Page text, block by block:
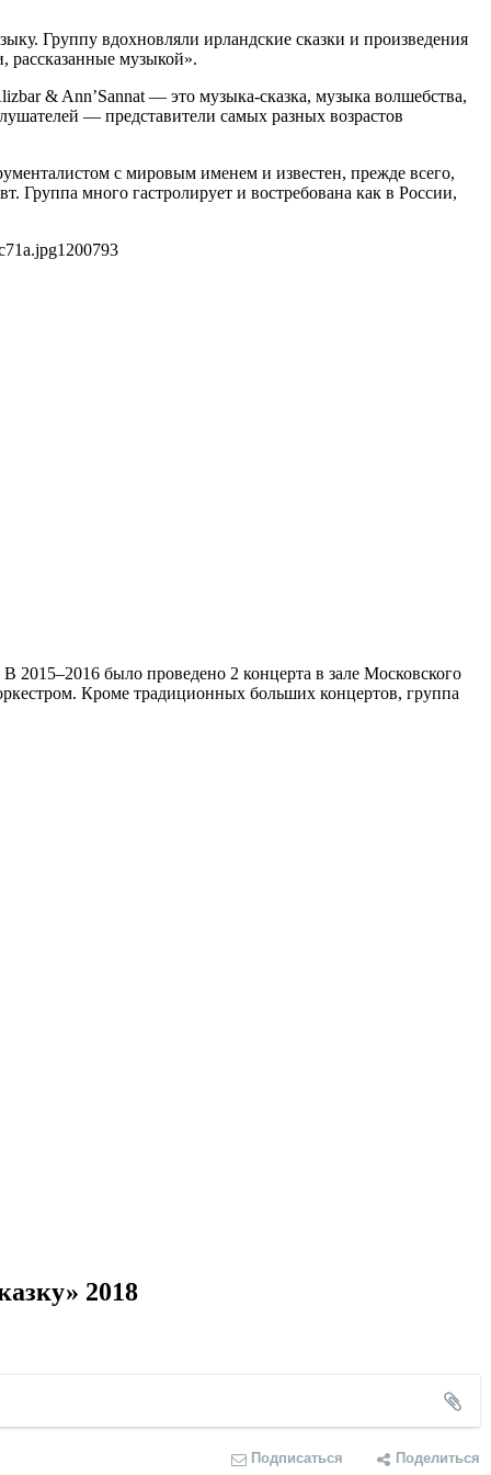
Группу вдохновляли ирландские сказки и произведения
рассказанные музыкой».
& Ann’Sannat — это музыка-сказка, музыка волшебства,
— представители самых разных возрастов
с мировым именем и известен, прежде всего,
Группа много гастролирует и востребована как в России,
1200793
было проведено 2 концерта в зале Московского
Кроме традиционных больших концертов, группа
2018
Подписаться Поделиться